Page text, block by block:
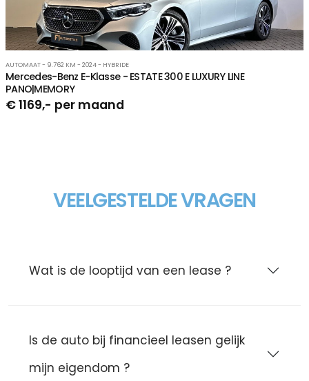
AUTOMAAT - 9.762 KM - 2024 - HYBRIDE
Mercedes-Benz E-Klasse - ESTATE 300 E LUXURY LINE
PANO|MEMORY
€ 1169,- per maand
VEELGESTELDE VRAGEN
Wat is de looptijd van een lease ?
Is de auto bij financieel leasen gelijk
mijn eigendom ?